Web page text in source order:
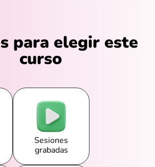
para elegir este
curso
Sesiones
grabadas